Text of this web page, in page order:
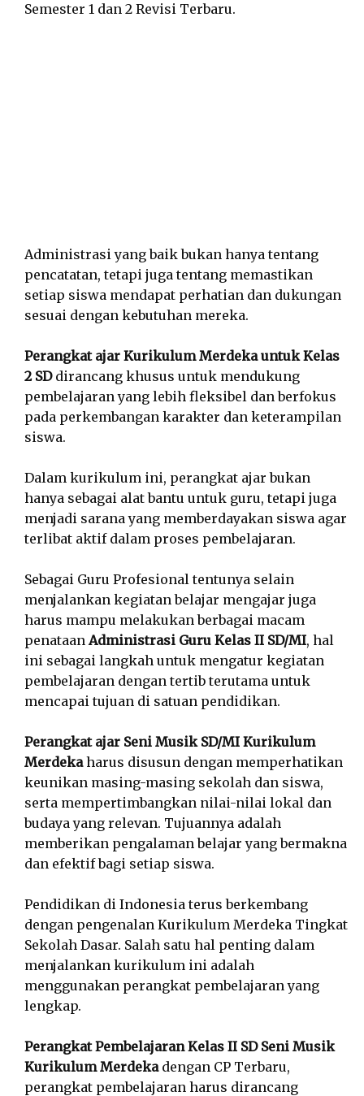
Semester 1 dan 2 Revisi Terbaru.
Administrasi yang baik bukan hanya tentang
pencatatan, tetapi juga tentang memastikan
setiap siswa mendapat perhatian dan dukungan
sesuai dengan kebutuhan mereka.
Perangkat ajar Kurikulum Merdeka untuk Kelas
2 SDdirancang khusus untuk mendukung
pembelajaran yang lebih fleksibel dan berfokus
pada perkembangan karakter dan keterampilan
siswa.
Dalam kurikulum ini, perangkat ajar bukan
hanya sebagai alat bantu untuk guru, tetapi juga
menjadi sarana yang memberdayakan siswa agar
terlibat aktif dalam proses pembelajaran.
Sebagai Guru Profesional tentunya selain
menjalankan kegiatan belajar mengajar juga
harus mampu melakukan berbagai macam
penataanAdministrasi Guru Kelas II SD/MI, hal
ini sebagai langkah untuk mengatur kegiatan
pembelajaran dengan tertib terutama untuk
mencapai tujuan di satuan pendidikan.
Perangkat ajar Seni Musik SD/MI Kurikulum
Merdekaharus disusun dengan memperhatikan
keunikan masing-masing sekolah dan siswa,
serta mempertimbangkan nilai-nilai lokal dan
budaya yang relevan. Tujuannya adalah
memberikan pengalaman belajar yang bermakna
dan efektif bagi setiap siswa.
Pendidikan di Indonesia terus berkembang
dengan pengenalan Kurikulum Merdeka Tingkat
Sekolah Dasar. Salah satu hal penting dalam
menjalankan kurikulum ini adalah
menggunakan perangkat pembelajaran yang
lengkap.
Perangkat Pembelajaran Kelas II SD Seni Musik
Kurikulum Merdekadengan CP Terbaru,
perangkat pembelajaran harus dirancang